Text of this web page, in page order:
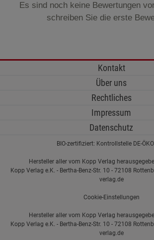
Es sind noch keine Bewertungen
schreiben Sie die erste
Kontakt
Über uns
Rechtliches
Impressum
Datenschutz
BIO-zertifiziert: Kontrollstelle DE-
Hersteller aller vom Kopp Verlag
Kopp Verlag e.K. - Bertha-Benz-Str. 10 - 72108
verlag.de
Cookie-Einstellungen
Hersteller aller vom Kopp Verlag
Kopp Verlag e.K. - Bertha-Benz-Str. 10 - 72108
verlag.de